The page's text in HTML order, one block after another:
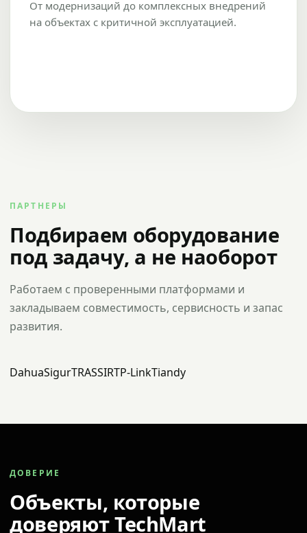
От модернизаций до комплексных внедрений
на объектах с критичной эксплуатацией.
ПАРТНЕРЫ
Подбираем оборудование
под задачу, а не наоборот
Работаем с проверенными платформами и
закладываем совместимость, сервисность и запас
развития.
DahuaSigurTRASSIRTP-LinkTiandy
ДОВЕРИЕ
Объекты, которые
доверяют TechMart